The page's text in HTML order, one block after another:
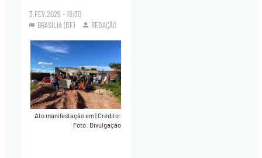
3.FEV.2025 - 16:30
BRASÍLIA (DF)
REDAÇÃO
Ato manifestação em|Crédito:
Foto: Divulgação